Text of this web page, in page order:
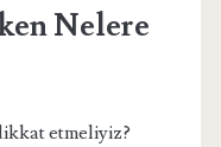
Nelere
etmeliyiz?